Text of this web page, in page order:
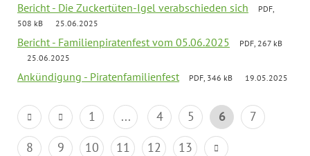
Bericht - Die Zuckertüten-Igel verabschieden sich
PDF,
508 kB
25.06.2025
Bericht - Familienpiratenfest vom 05.06.2025
PDF, 267 kB
25.06.2025
Ankündigung - Piratenfamilienfest PDF, 346 kB 19.05.2025
1 ... 4 5 6
7
8
9 10 11 12 13